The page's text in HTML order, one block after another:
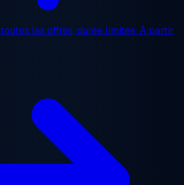
toutes les offres, durée limitée. À partir